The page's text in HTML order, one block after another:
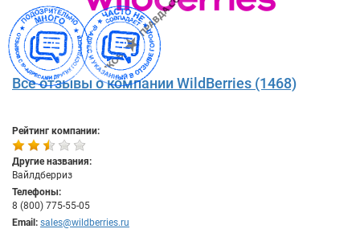
Все отзывы о компании WildBerries (1468)
Рейтинг компании:
Другие названия:
Вайлдберриз
Телефоны:
8 (800) 775-55-05
Email: sales@wildberries.ru